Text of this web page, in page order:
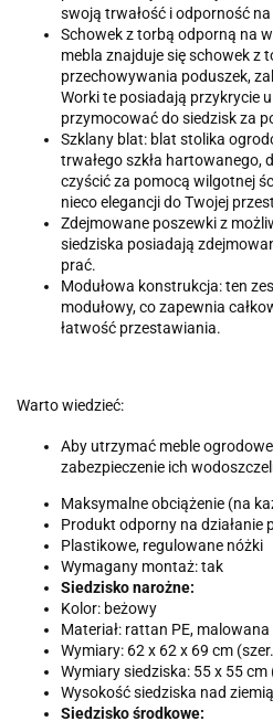
swoją trwałość i odporność
Schowek z torbą odporną na
mebla znajduje się schowek z
przechowywania poduszek,
Worki te posiadają przykrycie
przymocować do siedzisk za
Szklany blat: blat stolika
trwałego szkła hartowanego,
czyścić za pomocą wilgotnej
nieco elegancji do Twojej
Zdejmowane poszewki z
siedziska posiadają
prać.
Modułowa konstrukcja: ten
modułowy, co zapewnia
łatwość przestawiania.
Warto wiedzieć:
Aby utrzymać meble
zabezpieczenie ich
Maksymalne obciążenie (na
Produkt odporny na działanie
Plastikowe, regulowane nóżki
Wymagany montaż: tak
Siedzisko narożne:
Kolor: beżowy
Materiał: rattan PE,
Wymiary: 62 x 62 x 69 cm
Wymiary siedziska: 55 x 55 cm
Wysokość siedziska nad
Siedzisko środkowe: